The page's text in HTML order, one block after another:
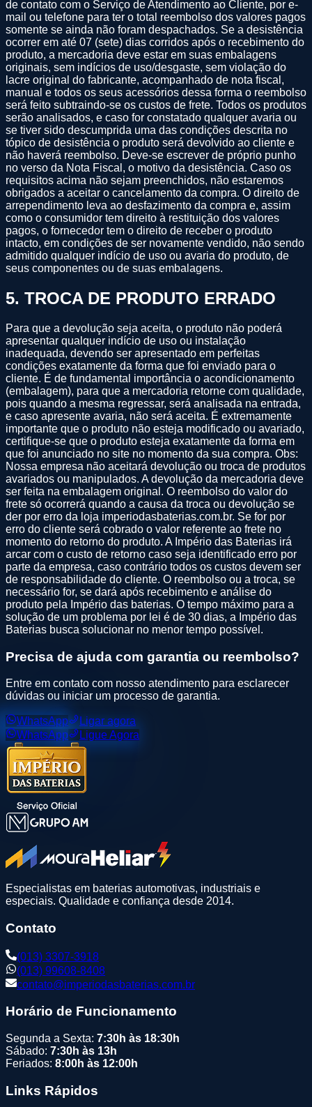
de contato com o Serviço de Atendimento ao Cliente, por e-
mail ou telefone para ter o total reembolso dos valores pagos
somente se ainda não foram despachados. Se a desistência
ocorrer em até 07 (sete) dias corridos após o recebimento do
produto, a mercadoria deve estar em suas embalagens
originais, sem indícios de uso/desgaste, sem violação do
lacre original do fabricante, acompanhado de nota fiscal,
manual e todos os seus acessórios dessa forma o reembolso
será feito subtraindo-se os custos de frete. Todos os produtos
serão analisados, e caso for constatado qualquer avaria ou
se tiver sido descumprida uma das condições descrita no
tópico de desistência o produto será devolvido ao cliente e
não haverá reembolso. Deve-se escrever de próprio punho
no verso da Nota Fiscal, o motivo da desistência. Caso os
requisitos acima não sejam preenchidos, não estaremos
obrigados a aceitar o cancelamento da compra. O direito de
arrependimento leva ao desfazimento da compra e, assim
como o consumidor tem direito à restituição dos valores
pagos, o fornecedor tem o direito de receber o produto
intacto, em condições de ser novamente vendido, não sendo
admitido qualquer indício de uso ou avaria do produto, de
seus componentes ou de suas embalagens.
5. TROCA DE PRODUTO ERRADO
Para que a devolução seja aceita, o produto não poderá
apresentar qualquer indício de uso ou instalação
inadequada, devendo ser apresentado em perfeitas
condições exatamente da forma que foi enviado para o
cliente. É de fundamental importância o acondicionamento
(embalagem), para que a mercadoria retorne com qualidade,
pois quando a mesma regressar, será analisada na entrada,
e caso apresente avaria, não será aceita. É extremamente
importante que o produto não esteja modificado ou avariado,
certifique-se que o produto esteja exatamente da forma em
que foi anunciado no site no momento da sua compra. Obs:
Nossa empresa não aceitará devolução ou troca de produtos
avariados ou manipulados. A devolução da mercadoria deve
ser feita na embalagem original. O reembolso do valor do
frete só ocorrerá quando a causa da troca ou devolução se
der por erro da loja imperiodasbaterias.com.br. Se for por
erro do cliente será cobrado o valor referente ao frete no
momento do retorno do produto. A Império das Baterias irá
arcar com o custo de retorno caso seja identificado erro por
parte da empresa, caso contrário todos os custos devem ser
de responsabilidade do cliente. O reembolso ou a troca, se
necessário for, se dará após recebimento e análise do
produto pela Império das baterias. O tempo máximo para a
solução de um problema por lei é de 30 dias, a Império das
Baterias busca solucionar no menor tempo possível.
Precisa de ajuda com garantia ou reembolso?
Entre em contato com nosso atendimento para esclarecer
dúvidas ou iniciar um processo de garantia.
WhatsApp
Ligar agora
WhatsApp
Ligue Agora
Especialistas em baterias automotivas, industriais e
especiais. Qualidade e confiança desde 2014.
Contato
(013) 3307-3918
(013) 99608-8408
contato@imperiodasbaterias.com.br
Horário de Funcionamento
Segunda a Sexta: 7:30h às 18:30h
Sábado: 7:30h às 13h
Feriados: 8:00h às 12:00h
Links Rápidos